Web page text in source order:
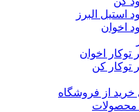
استیل البرز
اخوان
توکار اخوان
توکار کن
خرید از فروشگاه
محصولات